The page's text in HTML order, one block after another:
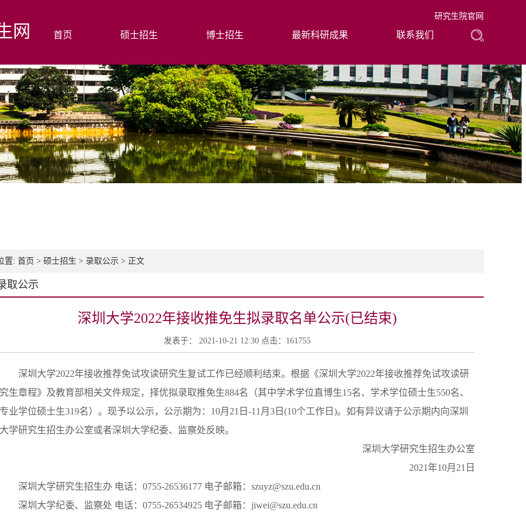
网 首页 硕士招生 博士招生 最新科研成果 联系我们
研究生院官网
置: 首页 > 硕士招生 > 录取公示 > 正文
取公示
深圳大学2022年接收推免生拟录取名单公示(已结束)
发表于： 2021-10-21 12:30 点击： 161755
深圳大学2022年接收推荐免试攻读研究生复试工作已经顺利结束。根据《深圳大学2022年接收推荐免试攻读研
究生章程》及教育部相关文件规定，择优拟录取推免生884名（其中学术学位直博生15名、学术学位硕士生550名、
专业学位硕士生319名）。现予以公示，公示期为：10月21日-11月3日(10个工作日)。如有异议请于公示期内向深圳
大学研究生招生办公室或者深圳大学纪委、监察处反映。
深圳大学研究生招生办公室
2021年10月21日
深圳大学研究生招生办 电话：0755-26536177 电子邮箱：szuyz@szu.edu.cn
深圳大学纪委、监察处 电话：0755-26534925 电子邮箱：jiwei@szu.edu.cn